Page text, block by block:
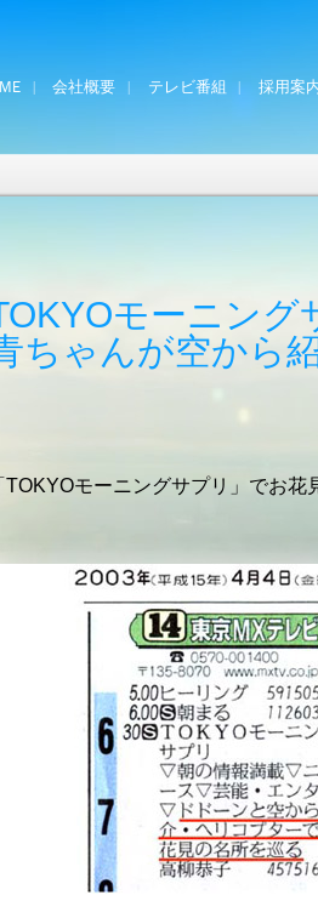
会社概要 テレビ番組 採用案
モーニング
ちゃんが空から紹
モーニングサプリ」でお花
集情報’